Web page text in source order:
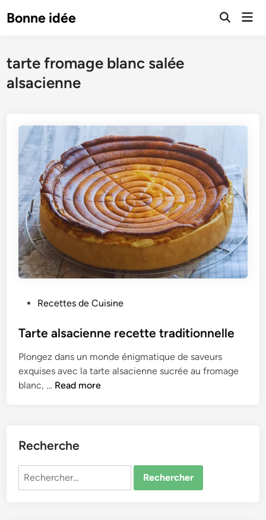
toBonne idée
Open
tarte fromage blanc salée
alsacienne
s
e
d
i
Recettes de Cuisine
Tarte alsacienne recette traditionnelle
Plongez dans un monde énigmatique de saveurs
exquises avec la tarte alsacienne sucrée au fromage
blanc, … T
e
s
Read more
Recherche
Rechercher :